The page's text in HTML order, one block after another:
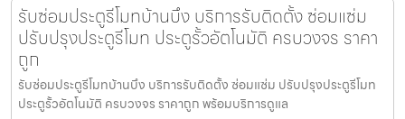
รับซ่อมประตูรีโมทบ้านบึง บริการรับติดตั้ง ซ่อมแซ่ม
ปรับปรุงประตูรีโมท ประตูรั้วอัตโนมัติ ครบวงจร ราคา
ถูก
รับซ่อมประตูรีโมทบ้านบึง บริการรับติดตั้ง ซ่อมแซ่ม ปรับปรุงประตูรีโมท
ประตูรั้วอัตโนมัติ ครบวงจร ราคาถูก พร้อมบริการดูแล